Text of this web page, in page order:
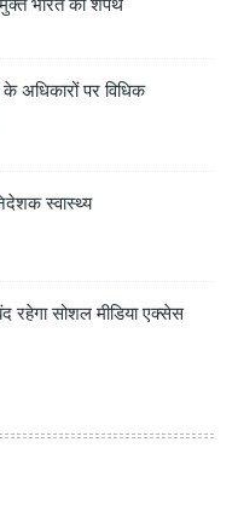
भारत की शपथ
अधिकारों पर विधिक
स्वास्थ्य
सोशल मीडिया एक्सेस